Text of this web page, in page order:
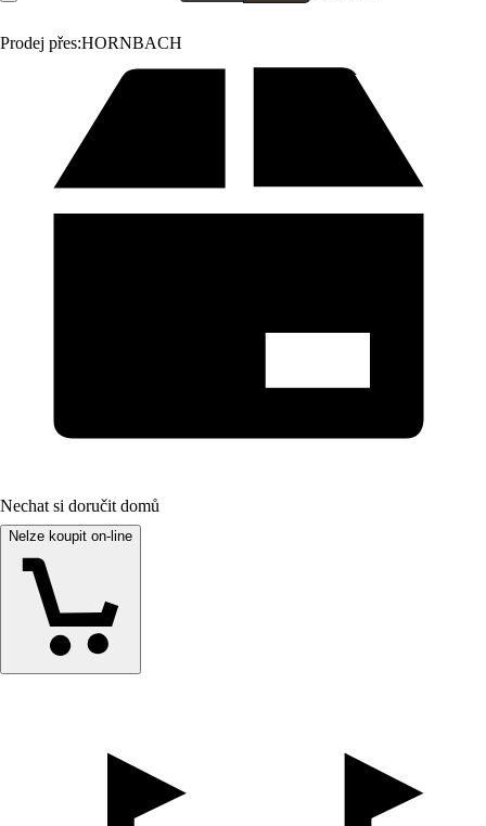
Prodej přes:HORNBACH
Nechat si doručit domů
Nelze koupit on-line